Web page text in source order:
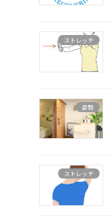
ストレッチ
姿勢
ストレッチ